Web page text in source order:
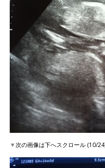
▼次の画像は下へスクロール (10/